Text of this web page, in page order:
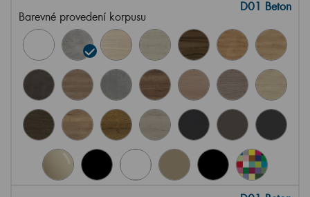
Barevné provedení korpusu
D01 Beton